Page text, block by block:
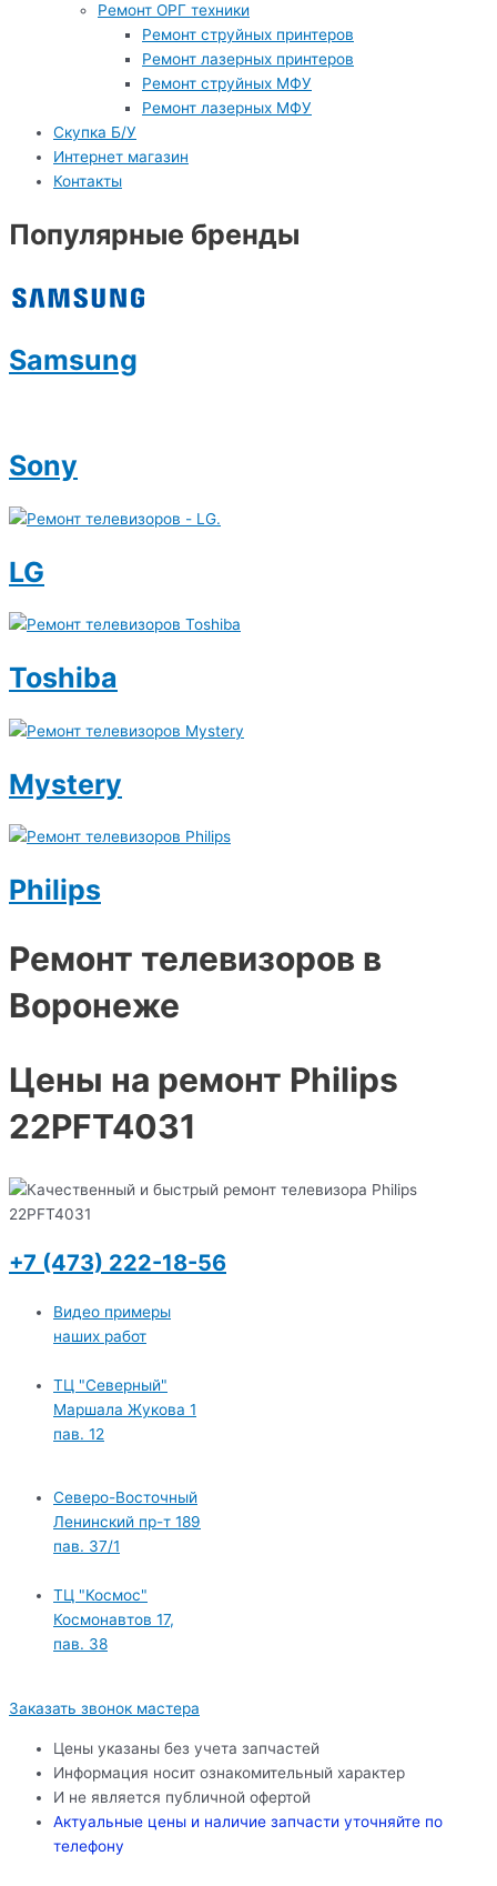
Ремонт ОРГ техники
Ремонт струйных принтеров
Ремонт лазерных принтеров
Ремонт струйных МФУ
Ремонт лазерных МФУ
Скупка Б/У
Интернет магазин
Контакты
Популярные бренды
Samsung
Sony
LG
Toshiba
Mystery
Philips
Ремонт телевизоров в
Воронеже
Цены на ремонт Philips
22PFT4031
+7 (473) 222-18-56
Видео примеры
наших работ
ТЦ "Северный"
Маршала Жукова 1
пав. 12
Северо-Восточный
Ленинский пр-т 189
пав. 37/1
ТЦ "Космос"
Космонавтов 17,
пав. 38
Заказать звонок мастера
Цены указаны без учета запчастей
Информация носит ознакомительный характер
И не является публичной офертой
Актуальные цены и наличие запчасти уточняйте по
телефону